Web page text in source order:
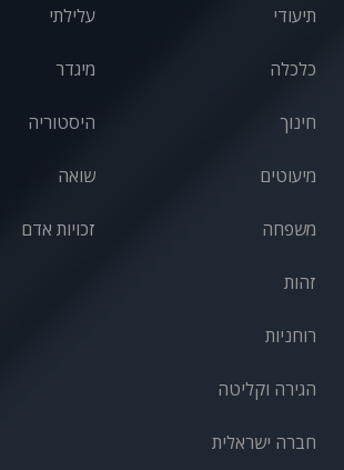
תיעודי
כלכלה
חינוך
מיעוטים
משפחה
עלילתי
מיגדר
היסטוריה
שואה
זכויות אדם
זהות
רוחניות
הגירה וקליטה
חברה ישראלית